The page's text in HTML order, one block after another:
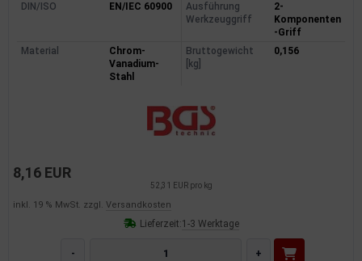
DIN/ISO EN/IEC 60900
Ausführung
Werkzeuggriff
2-
Komponenten
-Griff
Material
Chrom-
Vanadium-
Stahl
Bruttogewicht
[kg]
0,156
8,16 EUR
52,31 EUR pro kg
inkl. 19 % MwSt. zzgl. Versandkosten
Lieferzeit:1-3 Werktage
- +